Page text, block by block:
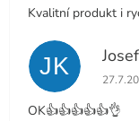
Kvalitní produkt i
JK
OK👍👍👍👍👍👌